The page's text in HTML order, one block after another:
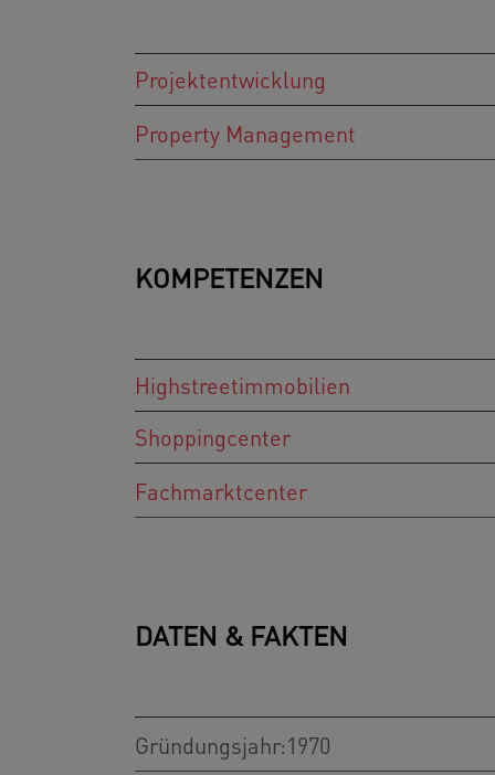
Projektentwicklung
Property Management
KOMPETENZEN
Highstreetimmobilien
Shoppingcenter
Fachmarktcenter
DATEN & FAKTEN
Gründungsjahr:1970